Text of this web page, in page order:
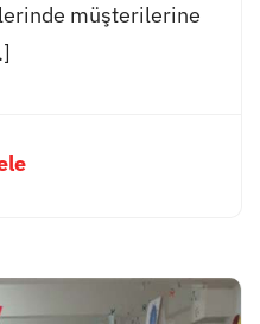
müşterilerine